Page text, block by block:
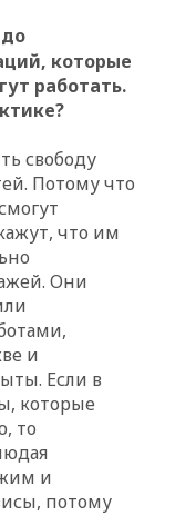
которые
работать.
свободу
Потому что
что им
Они
и
Если в
которые
то
и
потому